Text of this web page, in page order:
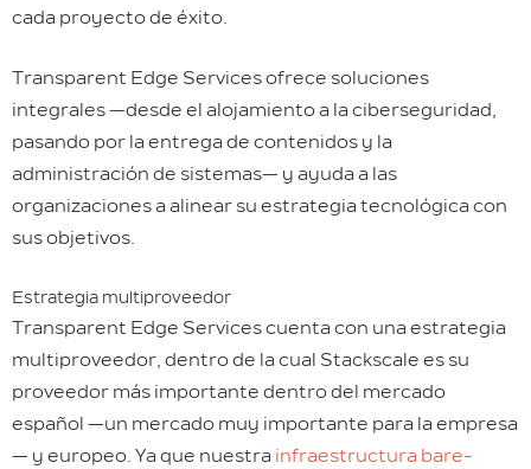
cada proyecto de éxito.
Transparent Edge Services ofrece soluciones
integrales —desde el alojamiento a la ciberseguridad,
pasando por la entrega de contenidos y la
administración de sistemas— y ayuda a las
organizaciones a alinear su estrategia tecnológica con
sus objetivos.
Estrategia multiproveedor
Transparent Edge Services cuenta con una estrategia
multiproveedor, dentro de la cual Stackscale es su
proveedor más importante dentro del mercado
español —un mercado muy importante para la empresa
— y europeo. Ya que nuestra infraestructura bare-